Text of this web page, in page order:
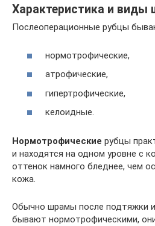
Характеристика и виды
Послеоперационные рубцы
нормотрофические,
атрофические,
гипертрофические,
келоидные.
Нормотрофические рубцы
и находятся на одном уровне с
оттенок намного бледнее, чем
кожа.
Обычно шрамы после подтяжки и
бывают нормотрофическими,